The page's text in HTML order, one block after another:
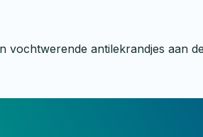
vochtwerende antilekrandjes aan